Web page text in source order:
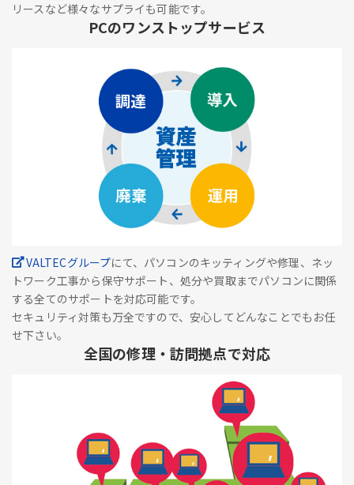
リースなど様々なサプライも可能です。
PCのワンストップサービス
VALTECグループにて、パソコンのキッティングや修理、ネッ
トワーク工事から保守サポート、処分や買取までパソコンに関係
する全てのサポートを対応可能です。
セキュリティ対策も万全ですので、安心してどんなことでもお任
せ下さい。
全国の修理・訪問拠点で対応